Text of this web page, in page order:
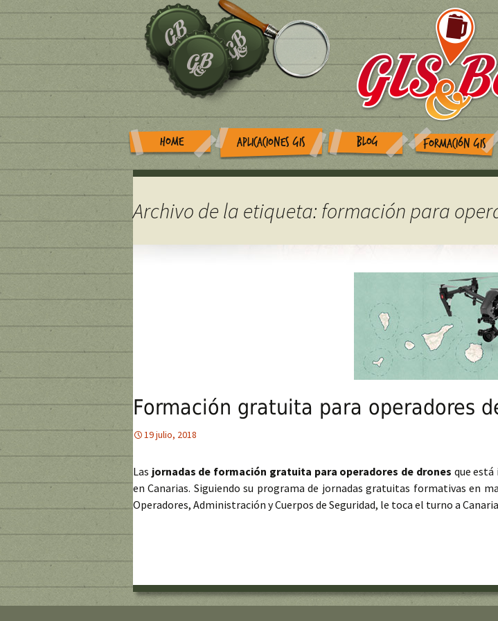
HOME APLICACIONES GIS BLOG FORMACIÓN GIS
Archivo de la etiqueta: formación para
Formación gratuita para operadores
19 julio, 2018
Las jornadas de formación gratuita para operadores de drones que
en Canarias. Siguiendo su programa de jornadas gratuitas formativas en
Operadores, Administración y Cuerpos de Seguridad, le toca el turno a